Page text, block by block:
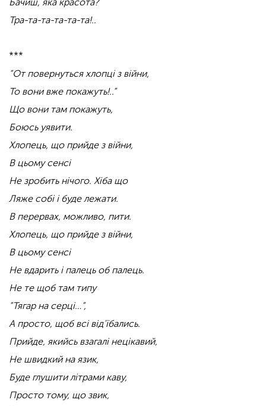
Тра-та-та-та-та-та!..
***
“От повернуться хлопці з війни,
То вони вже покажуть!..”
Що вони там покажуть,
Боюсь уявити.
Хлопець, що прийде з війни,
В цьому сенсі
Не зробить нічого. Хіба що
Ляже собі і буде лежати.
В перервах, можливо, пити.
Хлопець, що прийде з війни,
В цьому сенсі
Не вдарить і палець об палець.
Не те щоб там типу
”Тягар на серці…”,
А просто, щоб всі від’їбались.
Прийде, якийсь взагалі нецікавий,
Не швидкий на язик,
Буде глушити літрами каву,
Просто тому, що звик,